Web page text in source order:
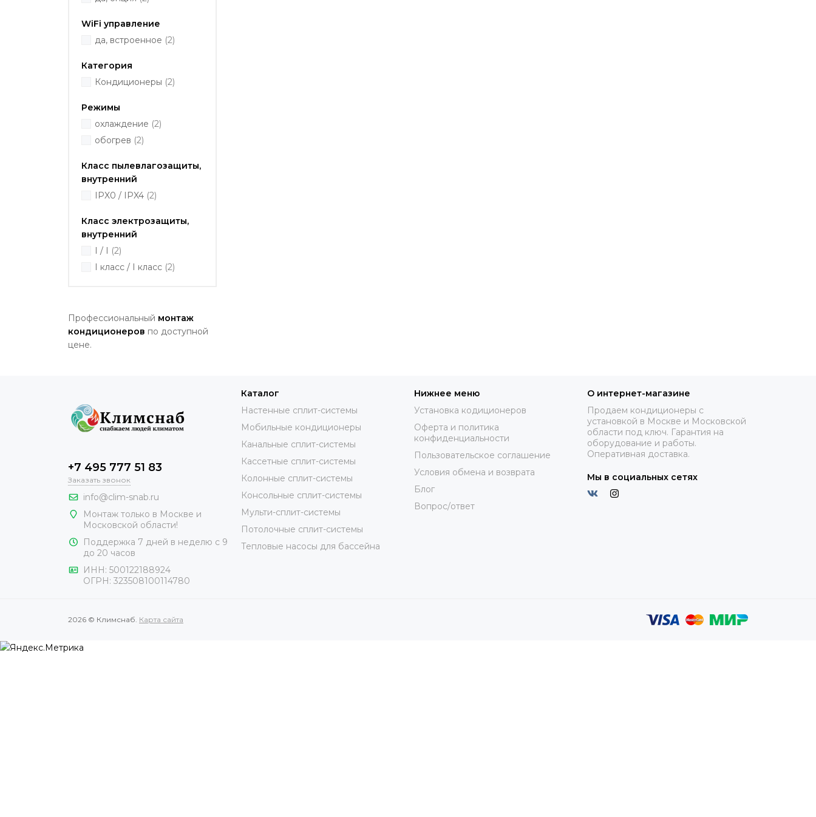
WiFi управление
да, встроенное (2)
Категория
Кондиционеры (2)
Режимы
охлаждение (2)
обогрев (2)
Класс пылевлагозащиты,
внутренний
IPX0 / IPX4 (2)
Класс электрозащиты,
внутренний
I / I (2)
I класс / I класс (2)
Профессиональный монтаж
кондиционеров по доступной
цене.
+7 495 777 51 83
Заказать звонок
info@clim-snab.ru
Монтаж только в Москве и
Московской области!
Поддержка 7 дней в неделю с 9
до 20 часов
ИНН: 500122188924
ОГРН: 323508100114780
Каталог
Настенные сплит-системы
Мобильные кондиционеры
Канальные сплит-системы
Кассетные сплит-системы
Колонные сплит-системы
Консольные сплит-системы
Мульти-сплит-системы
Потолочные сплит-системы
Тепловые насосы для бассейна
Нижнее меню
Установка кодиционеров
Оферта и политика
конфиденциальности
Пользовательское соглашение
Условия обмена и возврата
Блог
Вопрос/ответ
О интернет-магазине
Продаем кондиционеры с
установкой в Москве и Московской
области под ключ. Гарантия на
оборудование и работы.
Оперативная доставка.
Мы в социальных сетях
2026 © Климснаб. Карта сайта